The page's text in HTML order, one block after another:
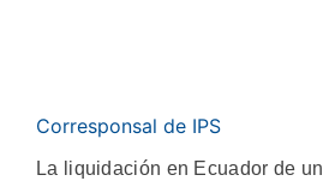
Corresponsal de IPS
La liquidación en Ecuador de